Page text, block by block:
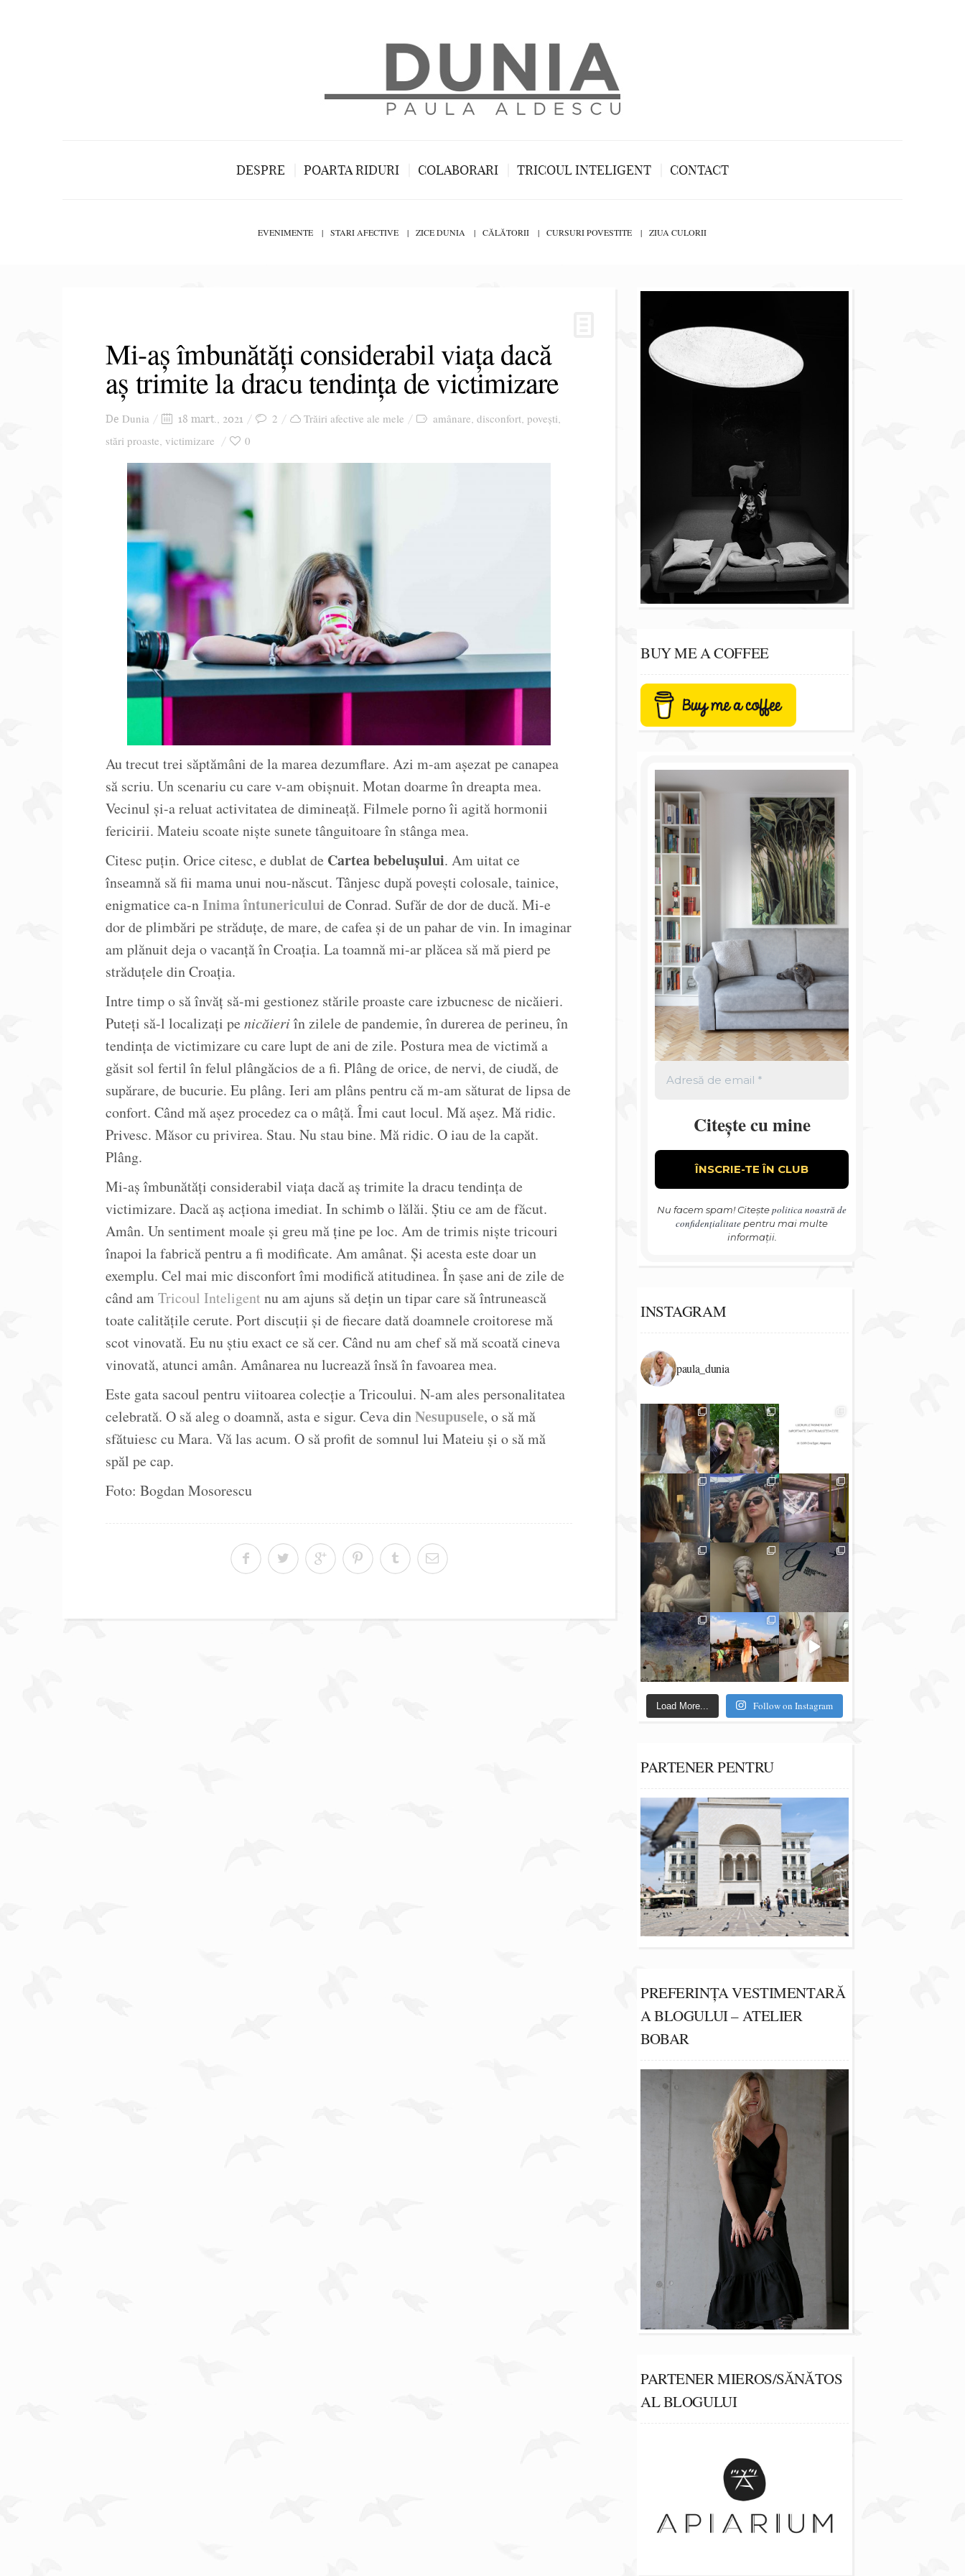
DESPRE POARTA RIDURI COLABORARI TRICOUL INTELIGENT CONTACT
EVENIMENTE STARI AFECTIVE ZICE DUNIA CĂLĂTORII CURSURI POVESTITE ZIUA CULORII
Mi-aș îmbunătăți considerabil viața dacă
aș trimite la dracu tendința de victimizare
De Dunia 18 mart., 2021 2 Trăiri afective ale mele amânare, disconfort, povești,
stări proaste, victimizare 0
Au trecut trei săptămâni de la marea dezumflare. Azi m-am așezat pe canapea
să scriu. Un scenariu cu care v-am obișnuit. Motan doarme în dreapta mea.
Vecinul și-a reluat activitatea de dimineață. Filmele porno îi agită hormonii
fericirii. Mateiu scoate niște sunete tânguitoare în stânga mea.
Citesc puțin. Orice citesc, e dublat de Cartea bebelușului. Am uitat ce
înseamnă să fii mama unui nou-născut. Tânjesc după povești colosale, tainice,
enigmatice ca-nInima întunericului de Conrad. Sufăr de dor de ducă. Mi-e
dor de plimbări pe străduțe, de mare, de cafea și de un pahar de vin. In imaginar
am plănuit deja o vacanță în Croația. La toamnă mi-ar plăcea să mă pierd pe
străduțele din Croația.
Intre timp o să învăț să-mi gestionez stările proaste care izbucnesc de nicăieri.
Puteți să-l localizați pe nicăieriîn zilele de pandemie, în durerea de perineu, în
tendința de victimizare cu care lupt de ani de zile. Postura mea de victimă a
găsit sol fertil în felul plângăcios de a fi. Plâng de orice, de nervi, de ciudă, de
supărare, de bucurie. Eu plâng. Ieri am plâns pentru că m-am săturat de lipsa de
confort. Când mă așez procedez ca o mâță. Îmi caut locul. Mă așez. Mă ridic.
Privesc. Măsor cu privirea. Stau. Nu stau bine. Mă ridic. O iau de la capăt.
Plâng.
Mi-aș îmbunătăți considerabil viața dacă aș trimite la dracu tendința de
victimizare. Dacă aș acționa imediat. In schimb o lălăi. Știu ce am de făcut.
Amân. Un sentiment moale și greu mă ține pe loc. Am de trimis niște tricouri
înapoi la fabrică pentru a fi modificate. Am amânat. Și acesta este doar un
exemplu. Cel mai mic disconfort îmi modifică atitudinea. În șase ani de zile de
când amTricoul Inteligent nu am ajuns să dețin un tipar care să întrunească
toate calitățile cerute. Port discuții și de fiecare dată doamnele croitorese mă
scot vinovată. Eu nu știu exact ce să cer. Când nu am chef să mă scoată cineva
vinovată, atunci amân. Amânarea nu lucrează însă în favoarea mea.
Este gata sacoul pentru viitoarea colecție a Tricoului. N-am ales personalitatea
celebrată. O să aleg o doamnă, asta e sigur. Ceva dinNesupusele, o să mă
sfătuiesc cu Mara. Vă las acum. O să profit de somnul lui Mateiu și o să mă
spăl pe cap.
Foto: Bogdan Mosorescu
BUY ME A COFFEE
Citește cu mine
Nu facem spam! Citeștepolitica noastră de
confidențialitate pentru mai multe
informații.
INSTAGRAM
paula_dunia
Load More... Follow on Instagram
PARTENER PENTRU
PREFERINȚA VESTIMENTARĂ
A BLOGULUI – ATELIER
BOBAR
PARTENER MIEROS/SĂNĂTOS
AL BLOGULUI